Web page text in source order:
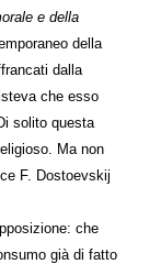
e della
della
dalla
che esso
solito questa
Ma non
F. Dostoevskij
che
già di fatto